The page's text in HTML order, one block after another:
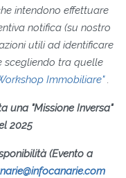
intendono effettuare
notifica (su nostro
utili ad identificare
scegliendo tra quelle
Immobiliare".
una "Missione Inversa"
2025
(Evento a